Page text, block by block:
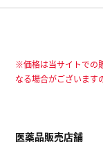
※価格は当サイトでの
なる場合がございます
医薬品販売店舗